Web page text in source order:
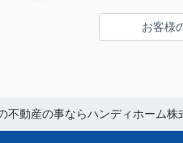
お客様
不動産の事ならハンディホーム株